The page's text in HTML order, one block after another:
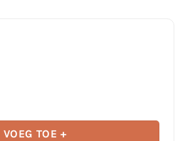
VOEG TOE +